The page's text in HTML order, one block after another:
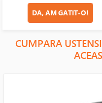
DA, AM GATIT-O!
CUMPARA